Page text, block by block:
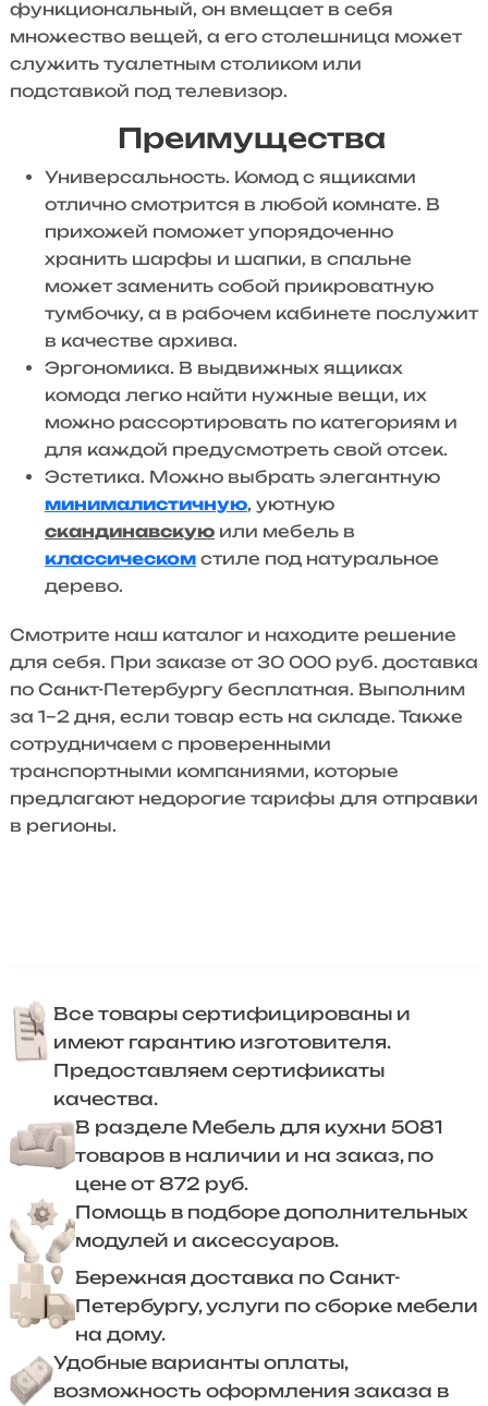
функциональный, он вмещает в себя
множество вещей, а его столешница может
служить туалетным столиком или
подставкой под телевизор.
Преимущества
Универсальность. Комод с ящиками
отлично смотрится в любой комнате. В
прихожей поможет упорядоченно
хранить шарфы и шапки, в спальне
может заменить собой прикроватную
тумбочку, а в рабочем кабинете послужит
в качестве архива.
Эргономика. В выдвижных ящиках
комода легко найти нужные вещи, их
можно рассортировать по категориям и
для каждой предусмотреть свой отсек.
Эстетика. Можно выбрать элегантную
минималистичную, уютную
скандинавскуюили мебель в
классическомстиле под натуральное
дерево.
Смотрите наш каталог и находите решение
для себя. При заказе от 30 000 руб. доставка
по Санкт-Петербургу бесплатная. Выполним
за 1–2 дня, если товар есть на складе. Также
сотрудничаем с проверенными
транспортными компаниями, которые
предлагают недорогие тарифы для отправки
в регионы.
Все товары сертифицированы и
имеют гарантию изготовителя.
Предоставляем сертификаты
качества.
В разделе Мебель для кухни 5081
товаров в наличии и на заказ, по
цене от 872 руб.
Помощь в подборе дополнительных
модулей и аксессуаров.
Бережная доставка по Санкт-
Петербургу, услуги по сборке мебели
на дому.
Удобные варианты оплаты,
возможность оформления заказа в